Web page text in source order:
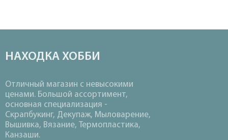
НАХОДКА ХОББИ
Отличный магазин с невысокими
ценами. Большой ассортимент,
основная специализация -
Скрапбукинг, Декупаж, Мыловарение,
Вышивка, Вязание, Термопластика,
Канзаши.